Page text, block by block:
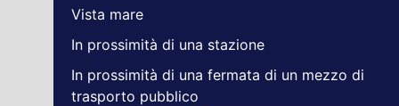
Vista mare
In prossimità di una stazione
In prossimità di una fermata di un mezzo di
trasporto pubblico